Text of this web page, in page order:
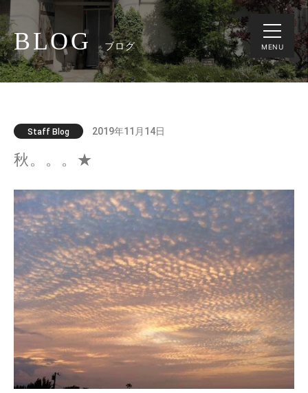
MENU
BLOG ブログ
Staff Blog 2019年11月14日
秋。。。★